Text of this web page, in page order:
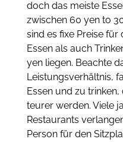
doch das meiste
zwischen 60 yen to
sind es fixe Preise
Essen als auch
yen liegen. Beachte
Leistungsverhältnis,
Essen und zu
teurer werden. Viele
Restaurants
Person für den